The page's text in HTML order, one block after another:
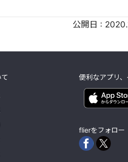
公開日 :
便利なアプリ
flierをフォロー